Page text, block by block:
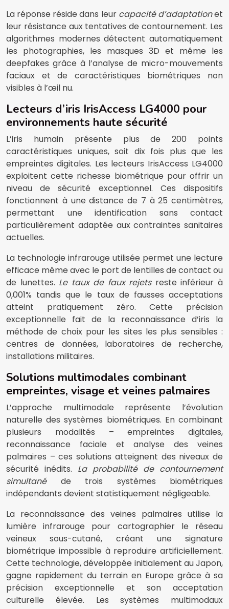
La réponse réside dans leur capacité d’adaptationet
leur résistance aux tentatives de contournement. Les
algorithmes modernes détectent automatiquement
les photographies, les masques 3D et même les
deepfakes grâce à l’analyse de micro-mouvements
faciaux et de caractéristiques biométriques non
visibles à l’œil nu.
Lecteurs d’iris IrisAccess LG4000 pour
environnements haute sécurité
L’iris humain présente plus de 200 points
caractéristiques uniques, soit dix fois plus que les
empreintes digitales. Les lecteurs IrisAccess LG4000
exploitent cette richesse biométrique pour offrir un
niveau de sécurité exceptionnel. Ces dispositifs
fonctionnent à une distance de 7 à 25 centimètres,
permettant une identification sans contact
particulièrement adaptée aux contraintes sanitaires
actuelles.
La technologie infrarouge utilisée permet une lecture
efficace même avec le port de lentilles de contact ou
de lunettes. Le taux de faux rejets reste inférieur à
0,001% tandis que le taux de fausses acceptations
atteint pratiquement zéro. Cette précision
exceptionnelle fait de la reconnaissance d’iris la
méthode de choix pour les sites les plus sensibles :
centres de données, laboratoires de recherche,
installations militaires.
Solutions multimodales combinant
empreintes, visage et veines palmaires
L’approche multimodale représente l’évolution
naturelle des systèmes biométriques. En combinant
plusieurs modalités – empreintes digitales,
reconnaissance faciale et analyse des veines
palmaires – ces solutions atteignent des niveaux de
sécurité inédits. La probabilité de contournement
simultané de trois systèmes biométriques
indépendants devient statistiquement négligeable.
La reconnaissance des veines palmaires utilise la
lumière infrarouge pour cartographier le réseau
veineux sous-cutané, créant une signature
biométrique impossible à reproduire artificiellement.
Cette technologie, développée initialement au Japon,
gagne rapidement du terrain en Europe grâce à sa
précision exceptionnelle et son acceptation
culturelle élevée. Les systèmes multimodaux